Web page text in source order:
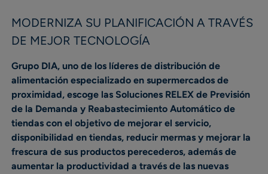
MODERNIZA SU PLANIFICACIÓN A TRAVÉS
DE MEJOR TECNOLOGÍA
Grupo DIA, uno de los líderes de distribución de
alimentación especializado en supermercados de
proximidad, escoge las Soluciones RELEX de Previsión
de la Demanda y Reabastecimiento Automático de
tiendas con el objetivo de mejorar el servicio,
disponibilidad en tiendas, reducir mermas y mejorar la
frescura de sus productos perecederos, además de
aumentar la productividad a través de las nuevas